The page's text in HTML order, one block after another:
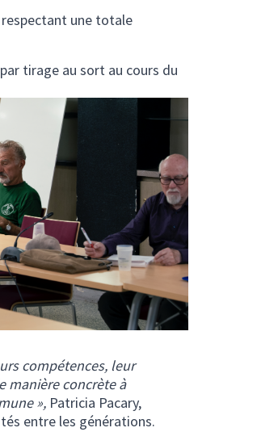
respectant une totale
tirage au sort au cours du
compétences, leur
manière concrète à
», Patricia Pacary,
entre les générations.